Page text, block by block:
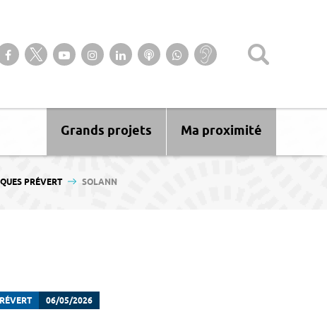
Suivez-nous sur notre page Facebook
Suivez-nous sur Twitter
Suivez-nous sur YouTube
Suivez-nous sur Instagram
Retrouvez-nous sur Linkedin
Ecoutez nos Podcasts
Suivez-nous sur
WhatsApp
Baisse
d’audition ?
Ma proximité
Grands projets
PRÉVERT SOLANN
06/05/2026